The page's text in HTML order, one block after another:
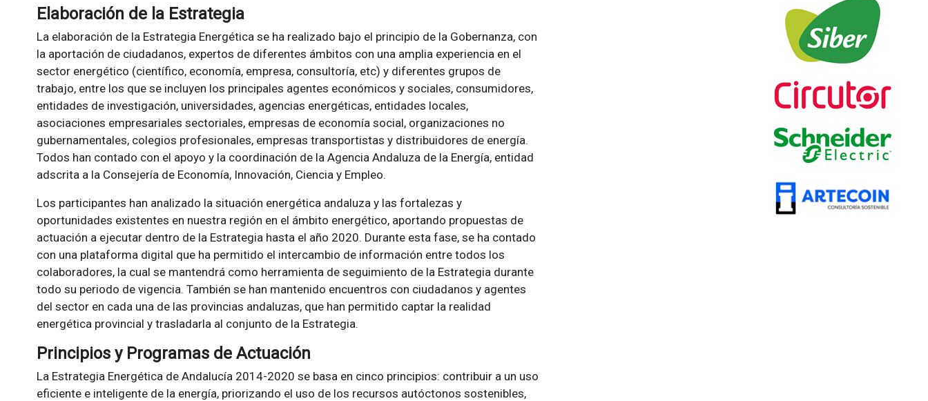
Elaboración de la Estrategia
La elaboración de la Estrategia Energética se ha realizado bajo el principio de la Gobernanza, con
la aportación de ciudadanos, expertos de diferentes ámbitos con una amplia experiencia en el
sector energético (científico, economía, empresa, consultoría, etc) y diferentes grupos de
trabajo, entre los que se incluyen los principales agentes económicos y sociales, consumidores,
entidades de investigación, universidades, agencias energéticas, entidades locales,
asociaciones empresariales sectoriales, empresas de economía social, organizaciones no
gubernamentales, colegios profesionales, empresas transportistas y distribuidores de energía.
Todos han contado con el apoyo y la coordinación de la Agencia Andaluza de la Energía, entidad
adscrita a la Consejería de Economía, Innovación, Ciencia y Empleo.
Los participantes han analizado la situación energética andaluza y las fortalezas y
oportunidades existentes en nuestra región en el ámbito energético, aportando propuestas de
actuación a ejecutar dentro de la Estrategia hasta el año 2020. Durante esta fase, se ha contado
con una plataforma digital que ha permitido el intercambio de información entre todos los
colaboradores, la cual se mantendrá como herramienta de seguimiento de la Estrategia durante
todo su periodo de vigencia. También se han mantenido encuentros con ciudadanos y agentes
del sector en cada una de las provincias andaluzas, que han permitido captar la realidad
energética provincial y trasladarla al conjunto de la Estrategia.
Principios y Programas de Actuación
La Estrategia Energética de Andalucía 2014-2020 se basa en cinco principios: contribuir a un uso
eficiente e inteligente de la energía, priorizando el uso de los recursos autóctonos sostenibles,